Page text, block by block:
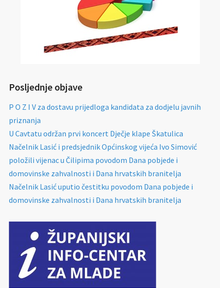
Posljednje objave
P O Z I V za dostavu prijedloga kandidata za dodjelu javnih
priznanja
U Cavtatu održan prvi koncert Dječje klape Škatulica
Načelnik Lasić i predsjednik Općinskog vijeća Ivo Simović
položili vijenac u Čilipima povodom Dana pobjede i
domovinske zahvalnosti i Dana hrvatskih branitelja
Načelnik Lasić uputio čestitku povodom Dana pobjede i
domovinske zahvalnosti i Dana hrvatskih branitelja